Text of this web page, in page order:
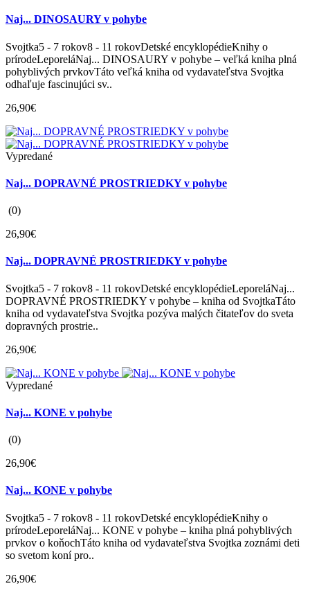
Naj... DINOSAURY v pohybe
Svojtka5 - 7 rokov8 - 11 rokovDetské encyklopédieKnihy o
prírodeLeporeláNaj... DINOSAURY v pohybe – veľká kniha plná
pohyblivých prvkovTáto veľká kniha od vydavateľstva Svojtka
odhaľuje fascinujúci sv..
26,90€
Vypredané
Naj... DOPRAVNÉ PROSTRIEDKY v pohybe
(0)
26,90€
Naj... DOPRAVNÉ PROSTRIEDKY v pohybe
Svojtka5 - 7 rokov8 - 11 rokovDetské encyklopédieLeporeláNaj...
DOPRAVNÉ PROSTRIEDKY v pohybe – kniha od SvojtkaTáto
kniha od vydavateľstva Svojtka pozýva malých čitateľov do sveta
dopravných prostrie..
26,90€
Vypredané
Naj... KONE v pohybe
(0)
26,90€
Naj... KONE v pohybe
Svojtka5 - 7 rokov8 - 11 rokovDetské encyklopédieKnihy o
prírodeLeporeláNaj... KONE v pohybe – kniha plná pohyblivých
prvkov o koňochTáto kniha od vydavateľstva Svojtka zoznámi deti
so svetom koní pro..
26,90€